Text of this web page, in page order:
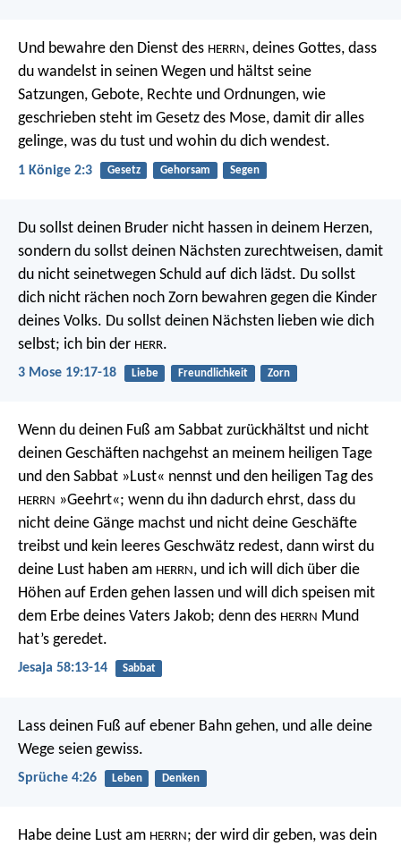
Und bewahre den Dienst des HERRN, deines Gottes, dass
du wandelst in seinen Wegen und hältst seine
Satzungen, Gebote, Rechte und Ordnungen, wie
geschrieben steht im Gesetz des Mose, damit dir alles
gelinge, was du tust und wohin du dich wendest.
1 Könige 2:3 Gesetz Gehorsam Segen
Du sollst deinen Bruder nicht hassen in deinem Herzen,
sondern du sollst deinen Nächsten zurechtweisen, damit
du nicht seinetwegen Schuld auf dich lädst. Du sollst
dich nicht rächen noch Zorn bewahren gegen die Kinder
deines Volks. Du sollst deinen Nächsten lieben wie dich
selbst; ich bin der HERR.
3 Mose 19:17-18 Liebe Freundlichkeit Zorn
Wenn du deinen Fuß am Sabbat zurückhältst und nicht
deinen Geschäften nachgehst an meinem heiligen Tage
und den Sabbat »Lust« nennst und den heiligen Tag des
HERRN »Geehrt«; wenn du ihn dadurch ehrst, dass du
nicht deine Gänge machst und nicht deine Geschäfte
treibst und kein leeres Geschwätz redest, dann wirst du
deine Lust haben am HERRN, und ich will dich über die
Höhen auf Erden gehen lassen und will dich speisen mit
dem Erbe deines Vaters Jakob; denn des HERRN Mund
hat’s geredet.
Jesaja 58:13-14 Sabbat
Lass deinen Fuß auf ebener Bahn gehen, und alle deine
Wege seien gewiss.
Sprüche 4:26 Leben Denken
Habe deine Lust am HERRN; der wird dir geben, was dein